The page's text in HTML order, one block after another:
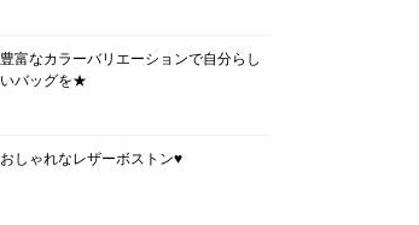
豊富なカラーバリエーションで自分らし
いバッグを★
おしゃれなレザーボストン♥